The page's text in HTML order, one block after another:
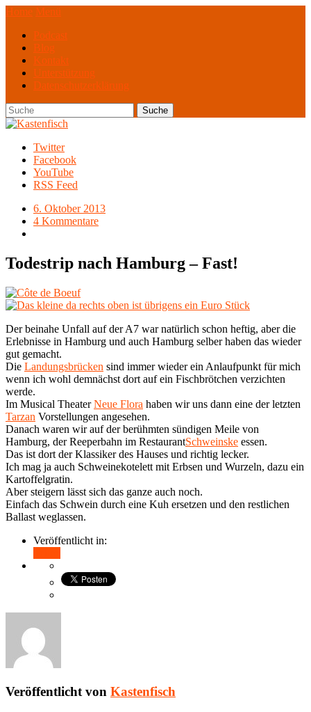
Home Menü
Podcast
Blog
Kontakt
Unterstützung
Datenschutzerklärung
Twitter
Facebook
YouTube
RSS Feed
6. Oktober 2013
4 Kommentare
Todestrip nach Hamburg – Fast!
Der beinahe Unfall auf der A7 war natürlich schon heftig, aber die
Erlebnisse in Hamburg und auch Hamburg selber haben das wieder
gut gemacht.
Die Landungsbrücken sind immer wieder ein Anlaufpunkt für mich
wenn ich wohl demnächst dort auf ein Fischbrötchen verzichten
werde.
Im Musical TheaterNeue Flora haben wir uns dann eine der letzten
Tarzan Vorstellungen angesehen.
Danach waren wir auf der berühmten sündigen Meile von
Hamburg, der Reeperbahn im RestaurantSchweinske essen.
Das ist dort der Klassiker des Hauses und richtig lecker.
Ich mag ja auch Schweinekotelett mit Erbsen und Wurzeln, dazu ein
Kartoffelgratin.
Aber steigern lässt sich das ganze auch noch.
Einfach das Schwein durch eine Kuh ersetzen und den restlichen
Ballast weglassen.
Veröffentlicht in:
Veröffentlicht von Kastenfisch